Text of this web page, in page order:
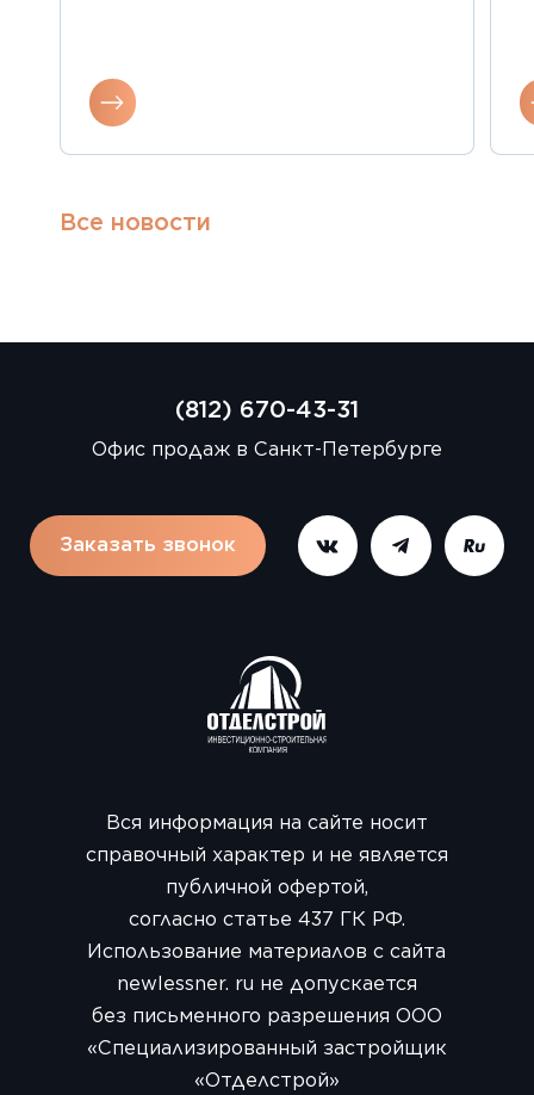
Все новости
(812) 670-43-31
Офис продаж в Санкт-Петербурге
Заказать звонок
Вся информация на сайте носит
справочный характер и не является
публичной офертой,
согласно статье 437 ГК РФ.
Использование материалов с сайта
newlessner. ru не допускается
без письменного разрешения ООО
«Специализированный застройщик
«Отделстрой»